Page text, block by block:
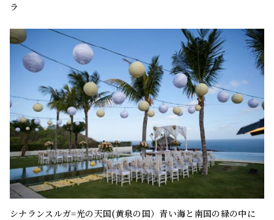
ラ
シナランスルガ=光の天国(黄泉の国）青い海と南国の緑の中に